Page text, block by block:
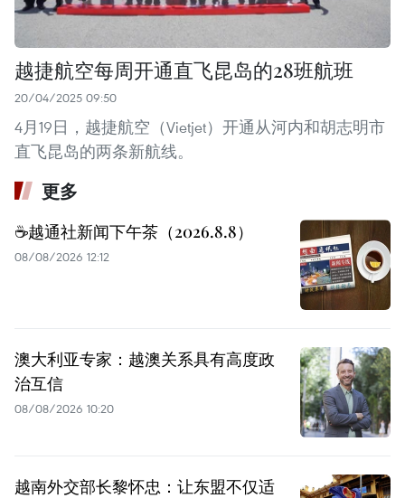
越捷航空每周开通直飞昆岛的28班航班
20/04/2025 09:50
4月19日，越捷航空（Vietjet）开通从河内和胡志明市
直飞昆岛的两条新航线。
更多
☕️越通社新闻下午茶（2026.8.8）
08/08/2026 12:12
澳大利亚专家：越澳关系具有高度政
治互信
08/08/2026 10:20
越南外交部长黎怀忠：让东盟不仅适